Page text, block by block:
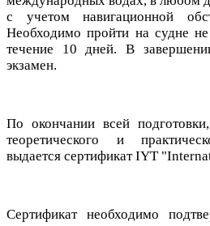
с учетом навигационной
Необходимо пройти на судне
течение 10 дней. В
экзамен.
По окончании всей
теоретического и
выдается сертификат IYT
Сертификат необходимо